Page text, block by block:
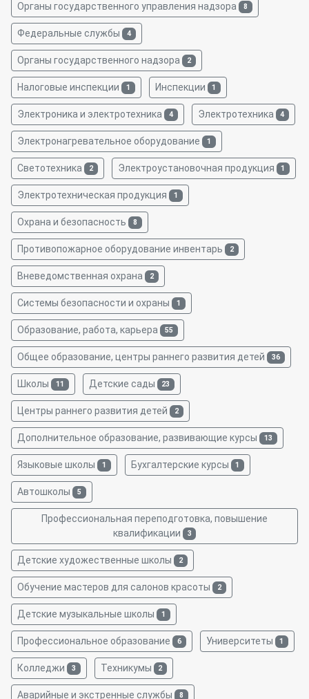
Органы государственного управления надзора 8
Федеральные службы 4
Органы государственного надзора 2
Налоговые инспекции 1 Инспекции 1
Электроника и электротехника 4 Электротехника 4
Электронагревательное оборудование 1
Светотехника 2 Электроустановочная продукция 1
Электротехническая продукция 1
Охрана и безопасность 8
Противопожарное оборудование инвентарь 2
Вневедомственная охрана 2
Системы безопасности и охраны 1
Образование, работа, карьера 55
Общее образование, центры раннего развития детей 36
Школы 11 Детские сады 23
Центры раннего развития детей 2
Дополнительное образование, развивающие курсы 13
Языковые школы 1 Бухгалтерские курсы 1
Автошколы 5
Профессиональная переподготовка, повышение
квалификации
3
Детские художественные школы 2
Обучение мастеров для салонов красоты 2
Детские музыкальные школы 1
Профессиональное образование 6 Университеты 1
Колледжи 3 Техникумы 2
Аварийные и экстренные службы 8